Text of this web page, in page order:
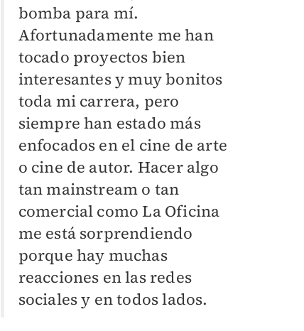
bomba para mí.
Afortunadamente me han
tocado proyectos bien
interesantes y muy bonitos
toda mi carrera, pero
siempre han estado más
enfocados en el cine de arte
o cine de autor. Hacer algo
tan mainstream o tan
comercial como La Oficina
me está sorprendiendo
porque hay muchas
reacciones en las redes
sociales y en todos lados.